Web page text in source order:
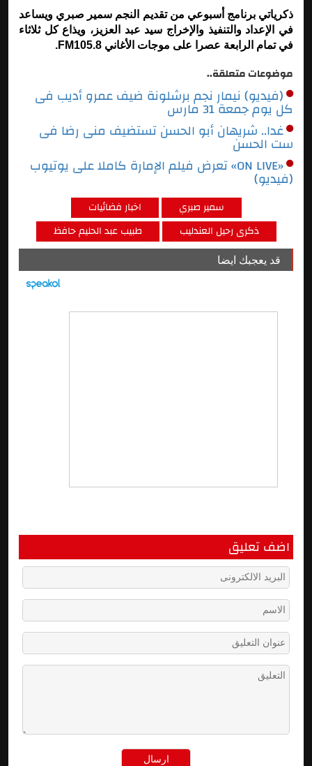
ذكرياتي برنامج أسبوعي من تقديم النجم سمير صبري ويساعد
في الإعداد والتنفيذ والإخراج سيد عبد العزيز، ويذاع كل ثلاثاء
في تمام الرابعة عصرا على موجات الأغاني 105.8
FM
.
موضوعات متعلقة..
(فيديو) نيمار نجم برشلونة ضيف عمرو أديب فى
كل يوم جمعة 31 مارس
غدا.. شريهان أبو الحسن تستضيف منى رضا فى
ست الحسن
«ON LIVE» تعرض فيلم الإمارة كاملا على يوتيوب
(فيديو)
اخبار فضائيات
سمير صبري
طبيب عبد الحليم حافظ
ذكرى رحيل العندليب
قد يعجبك ايضا
اضف تعليق